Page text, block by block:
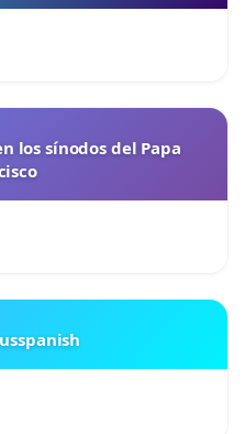
los sínodos del Papa